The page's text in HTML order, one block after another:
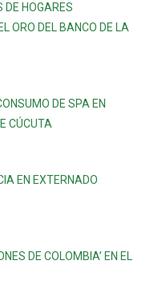
DE HOGARES
ORO DEL BANCO DE LA
DE SPA EN
CÚCUTA
EN EXTERNADO
DE COLOMBIA’ EN EL